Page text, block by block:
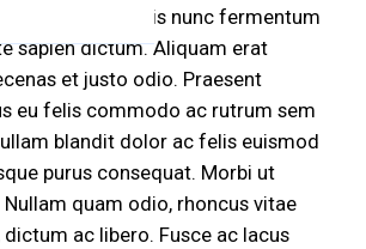
quam quis nunc fermentum
sapien dictum. Aliquam erat
et justo odio. Praesent
eu felis commodo ac rutrum sem
blandit dolor ac felis euismod
purus consequat. Morbi ut
quam odio, rhoncus vitae
ac libero. Fusce ac lacus